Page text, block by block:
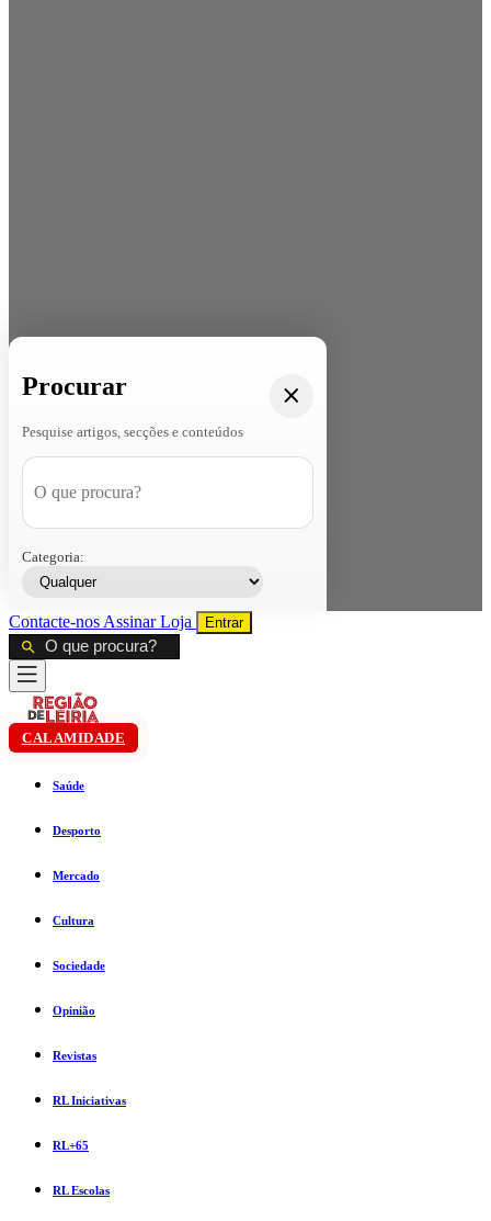
Procurar
Pesquise artigos, secções e conteúdos
Categoria:
Contacte-nos AssinarLoja Entrar
CALAMIDADE
Saúde
Desporto
Mercado
Cultura
Sociedade
Opinião
Revistas
RL Iniciativas
RL+65
RL Escolas